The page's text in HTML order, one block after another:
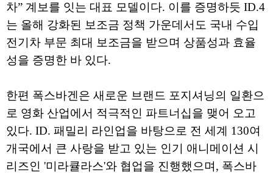
차” 계보를 잇는 대표 모델이다. 이를 증명하듯 ID.4
는 올해 강화된 보조금 정책 가운데서도 국내 수입
전기차 부문 최대 보조금을 받으며 상품성과 효율
성을 증명한 바 있다.
한편 폭스바겐은 새로운 브랜드 포지셔닝의 일환으
로 영화 산업에서 적극적인 파트너십을 맺어 오고
있다. ID. 패밀리 라인업을 바탕으로 전 세계 130여
개국에서 큰 사랑을 받고 있는 인기 애니메이션 시
리즈인 '미라큘라스'와 협업을 진행했으며, 폭스바